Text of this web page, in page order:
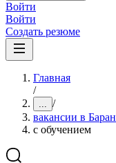
Войти
Войти
Создать резюме
Главная
/
... /
вакансии в
с обучением